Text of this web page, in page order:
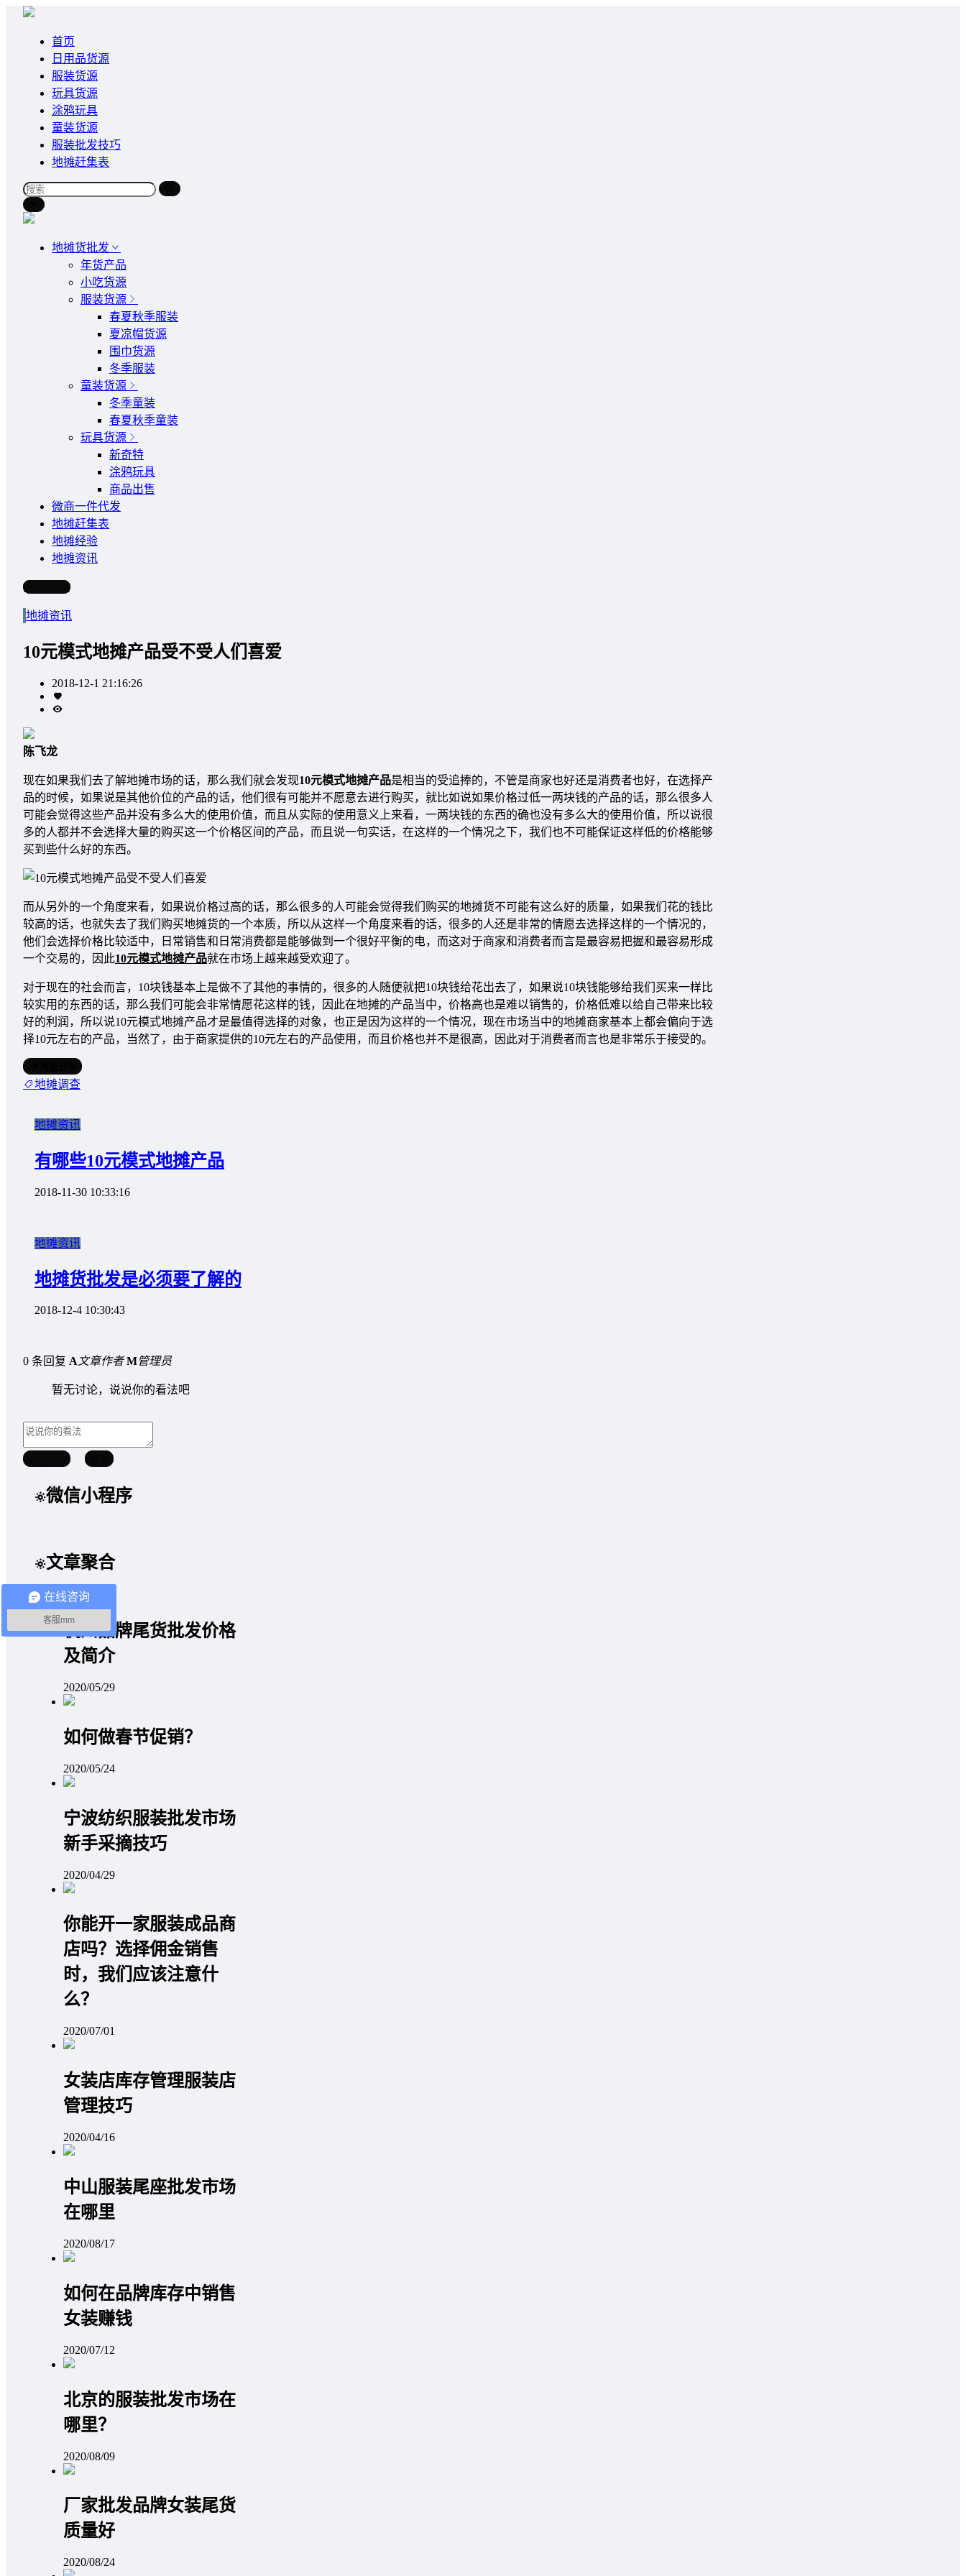
首页
日用品货源
服装货源
玩具货源
涂鸦玩具
童装货源
服装批发技巧
地摊赶集表
地摊货批发
年货产品
小吃货源
服装货源
春夏秋季服装
夏凉帽货源
围巾货源
冬季服装
童装货源
冬季童装
春夏秋季童装
玩具货源
新奇特
涂鸦玩具
商品出售
微商一件代发
地摊赶集表
地摊经验
地摊资讯
写文章
地摊资讯
10元模式地摊产品受不受人们喜爱
2018-12-1 21:16:26
陈飞龙
现在如果我们去了解地摊市场的话，那么我们就会发现10元模式地摊产品是相当的受追捧的，不管是商家也好还是消费者也好，在选择产
品的时候，如果说是其他价位的产品的话，他们很有可能并不愿意去进行购买，就比如说如果价格过低一两块钱的产品的话，那么很多人
可能会觉得这些产品并没有多么大的使用价值，而且从实际的使用意义上来看，一两块钱的东西的确也没有多么大的使用价值，所以说很
多的人都并不会选择大量的购买这一个价格区间的产品，而且说一句实话，在这样的一个情况之下，我们也不可能保证这样低的价格能够
买到些什么好的东西。
而从另外的一个角度来看，如果说价格过高的话，那么很多的人可能会觉得我们购买的地摊货不可能有这么好的质量，如果我们花的钱比
较高的话，也就失去了我们购买地摊货的一个本质，所以从这样一个角度来看的话，很多的人还是非常的情愿去选择这样的一个情况的，
他们会选择价格比较适中，日常销售和日常消费都是能够做到一个很好平衡的电，而这对于商家和消费者而言是最容易把握和最容易形成
一个交易的，因此10元模式地摊产品就在市场上越来越受欢迎了。
对于现在的社会而言，10块钱基本上是做不了其他的事情的，很多的人随便就把10块钱给花出去了，如果说10块钱能够给我们买来一样比
较实用的东西的话，那么我们可能会非常情愿花这样的钱，因此在地摊的产品当中，价格高也是难以销售的，价格低难以给自己带来比较
好的利润，所以说10元模式地摊产品才是最值得选择的对象，也正是因为这样的一个情况，现在市场当中的地摊商家基本上都会偏向于选
择10元左右的产品，当然了，由于商家提供的10元左右的产品使用，而且价格也并不是很高，因此对于消费者而言也是非常乐于接受的。
地摊调查
地摊资讯
有哪些10元模式地摊产品
2018-11-30 10:33:16
地摊资讯
地摊货批发是必须要了解的
2018-12-4 10:30:43
0 条回复 A文章作者 M管理员
暂无讨论，说说你的看法吧
微信小程序
文章聚合
杭州品牌尾货批发价格
及简介
2020/05/29
如何做春节促销？
2020/05/24
宁波纺织服装批发市场
新手采摘技巧
2020/04/29
你能开一家服装成品商
店吗？选择佣金销售
时，我们应该注意什
么？
2020/07/01
女装店库存管理服装店
管理技巧
2020/04/16
中山服装尾座批发市场
在哪里
2020/08/17
如何在品牌库存中销售
女装赚钱
2020/07/12
北京的服装批发市场在
哪里？
2020/08/09
厂家批发品牌女装尾货
质量好
2020/08/24
在线咨询
客服mm